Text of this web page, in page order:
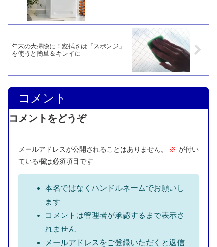
年末の大掃除に！窓拭きは「スポンジ」
を使うと簡単＆キレイに
コメント
コメントをどうぞ
メールアドレスが公開されることはありません。 ※ が付い
ている欄は必須項目です
本名ではなくハンドルネームでお願いし
ます
コメントは管理者が承認するまで表示さ
れません
メールアドレスをご登録いただくと返信